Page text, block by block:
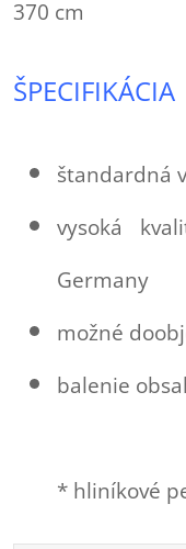
370 cm
ŠPECIFIKÁCIA
štandardná
vysoká
Germany
možné
balenie
* hliníkové